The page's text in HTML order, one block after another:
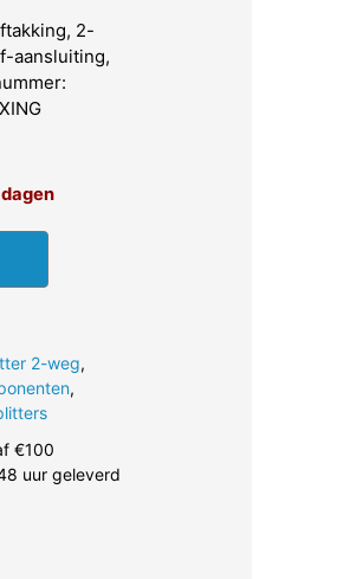
2-
aansluiting,
2-weg,
,
€100
uur geleverd